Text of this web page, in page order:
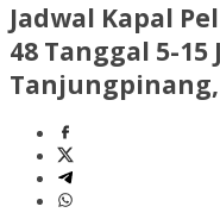
Jadwal Kapal
48 Tanggal 5-15